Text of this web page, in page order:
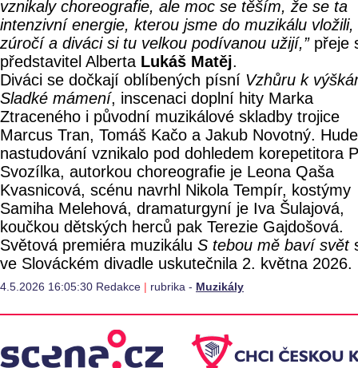
vznikaly choreografie, ale moc se těším, že se ta
intenzivní energie, kterou jsme do muzikálu vložili,
zúročí a diváci si tu velkou podívanou užijí,”přeje
představitel Alberta Lukáš Matěj.
Diváci se dočkají oblíbených písní Vzhůru k
Sladké mámení, inscenaci doplní hity Marka
Ztraceného i původní muzikálové skladby trojice
Marcus Tran, Tomáš Kačo a Jakub Novotný.
nastudování vznikalo pod dohledem korepetitora
Svozílka, autorkou choreografie je Leona Qaša
Kvasnicová, scénu navrhl Nikola Tempír, kostýmy
Samiha Melehová, dramaturgyní je Iva Šulajová,
koučkou dětských herců pak Terezie Gajdošová.
Světová premiéra muzikálu S tebou mě baví svět
ve Slováckém divadle uskutečnila 2. května 2026.
4.5.2026 16:05:30 Redakce | rubrika - Muzikály